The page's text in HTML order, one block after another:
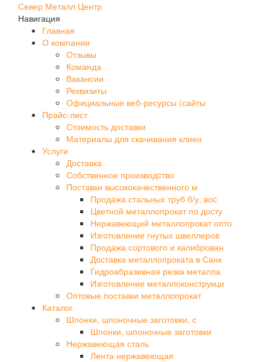
Север Металл Центр
Навигация
Главная
О компании
Отзывы
Команда
Вакансии
Реквизиты
Официальные веб-ресурсы (сайты
Прайс-лист
Стоимость доставки
Материалы для скачивания клиен
Услуги
Доставка
Собственное производcтво
Поставки высококачественного м
Продажа стальных труб б/у, воc
Цветной металлопрокат по досту
Нержавеющий металлопрокат опто
Изготовление гнутых швеллеров
Продажа сортового и калиброван
Доставка металлопроката в Санк
Гидроабразивная резка металла
Изготовление металлоконструкци
Оптовые поставки металлопрокат
Каталог
Шпонки, шпоночные заготовки, с
Шпонки, шпоночные заготовки
Нержавеющая сталь
Лента нержавеющая